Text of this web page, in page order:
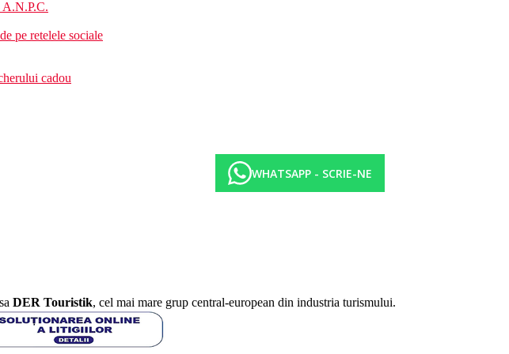
de cina
functie de categoria hotelului. Taxa nu este inclusa in pretul turului si trebuie platita de catre client
unor eventuale masuri de igiena sau antiepidemie in destinatia data.
de a plati taxa climatica in functie de categoria de hotel. Taxa nu este inclusa in tariful ofertei si
5.00 €. Tarifele afisate sunt pe camera/noapte.
pe retelele sociale
cadou
WHATSAPP - SCRIE-NE
DER Touristik, cel mai mare grup central-european din industria turismului.